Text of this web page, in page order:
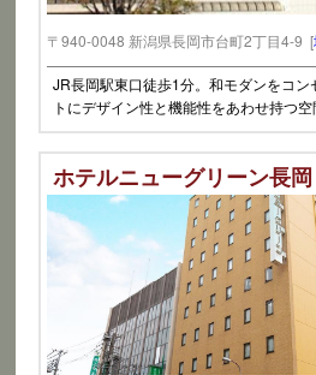
〒940-0048 新潟県長岡市台町2丁目4-9 [
JR長岡駅東口徒歩1分。和モダンをコン
トにデザイン性と機能性をあわせ持つ空
ホテルニューグリーン長岡